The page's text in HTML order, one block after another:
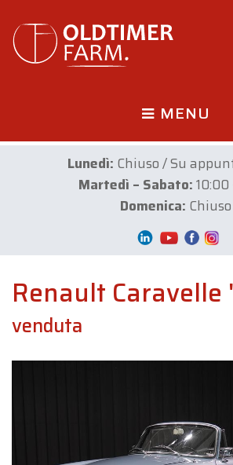
MENU
Lunedì: Chiuso / Su
Martedì – Sabato:10:00
Domenica: Chiuso
Renault Caravelle
venduta